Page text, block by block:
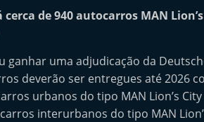
de 940 autocarros MAN
ganhar uma adjudicação da
deverão ser entregues até 2026
urbanos do tipo MAN Lion’s
interurbanos do tipo MAN